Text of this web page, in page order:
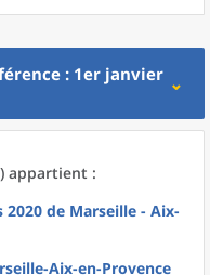
: 1er janvier
appartient :
2020 de Marseille - Aix-
Aix-en-Provence